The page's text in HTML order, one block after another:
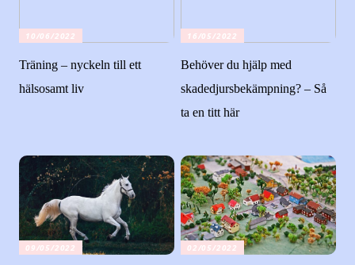
10/06/2022
Träning – nyckeln till ett
hälsosamt liv
16/05/2022
Behöver du hjälp med
skadedjursbekämpning? – Så
ta en titt här
09/05/2022 02/05/2022